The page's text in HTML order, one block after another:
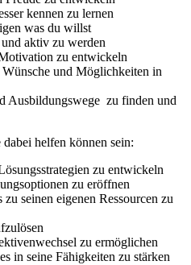
kennen zu lernen
was du willst
aktiv zu werden
zu entwickeln
und Möglichkeiten in
Ausbildungswege zu finden und
helfen können sein:
zu entwickeln
zu eröffnen
zu seinen eigenen Ressourcen zu
zu ermöglichen
in seine Fähigkeiten zu stärken